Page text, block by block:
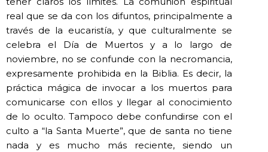
real que se da con los difuntos, principalmente a
través de la eucaristía, y que culturalmente se
celebra el Día de Muertos y a lo largo de
noviembre, no se confunde con la necromancia,
expresamente prohibida en la Biblia. Es decir, la
práctica mágica de invocar a los muertos para
comunicarse con ellos y llegar al conocimiento
de lo oculto. Tampoco debe confundirse con el
culto a “la Santa Muerte”, que de santa no tiene
nada y es mucho más reciente, siendo un